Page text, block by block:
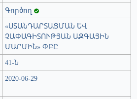
Գործող
«ՍՏԱՆԴԱՐՏԱՑՄԱՆ ԵՎ
ՉԱՓԱԳԻՏՈՒԹՅԱՆ ԱԶԳԱՅԻՆ
ՄԱՐՄԻՆ» ՓԲԸ
41-Ն
2020-06-29